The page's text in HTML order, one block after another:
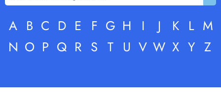
A B C D E F G H I J K L M
N O P Q R S T U V W X Y Z